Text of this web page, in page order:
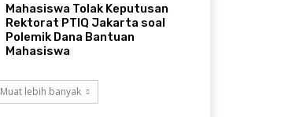
Mahasiswa Tolak Keputusan
Rektorat PTIQ Jakarta soal
Polemik Dana Bantuan
Mahasiswa
Muat lebih banyak